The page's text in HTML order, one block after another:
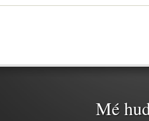
Mé